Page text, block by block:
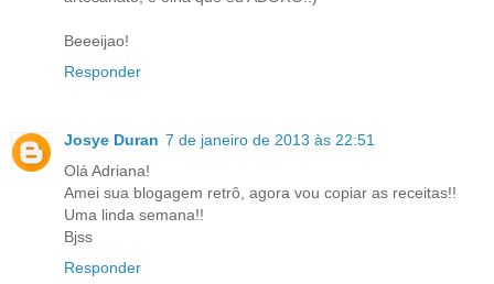
Beeeijao!
Responder
Josye Duran 7 de janeiro de 2013 às 22:51
Olá Adriana!
Amei sua blogagem retrô, agora vou copiar as receitas!!
Uma linda semana!!
Bjss
Responder